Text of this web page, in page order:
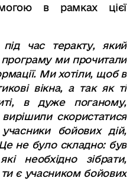
в рамках цієї
час теракту,який
ми прочитали
.Ми хотіли, щоб в
вікна,а так як ті
,в дуже поганому,
скористатися
бойових дій,
не було складно: був
необхідно зібрати,
є учасником бойових